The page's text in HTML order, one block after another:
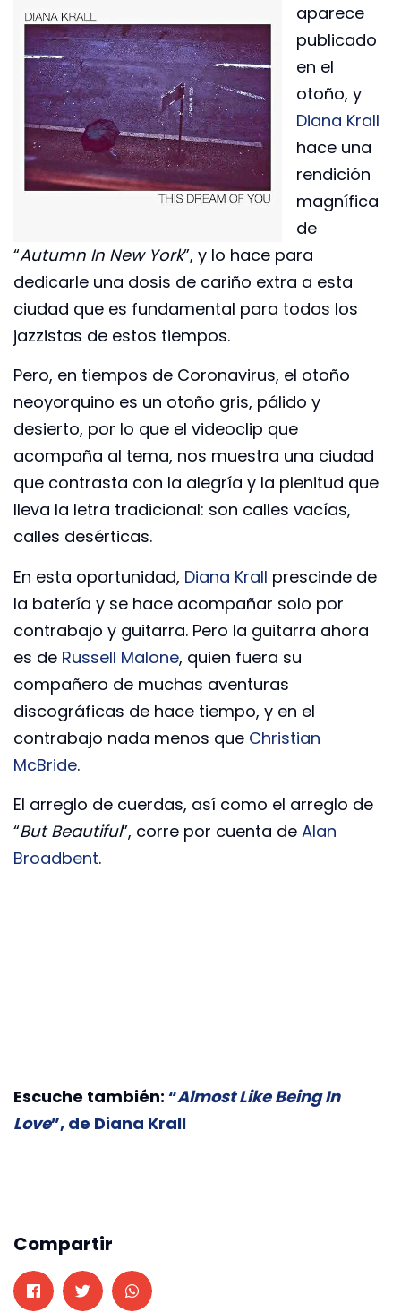
aparece
publicado
en el
otoño, y
Diana Krall
hace una
rendición
magnífica
de
“Autumn In New York”, y lo hace para
dedicarle una dosis de cariño extra a esta
ciudad que es fundamental para todos los
jazzistas de estos tiempos.
Pero, en tiempos de Coronavirus, el otoño
neoyorquino es un otoño gris, pálido y
desierto, por lo que el videoclip que
acompaña al tema, nos muestra una ciudad
que contrasta con la alegría y la plenitud que
lleva la letra tradicional: son calles vacías,
calles desérticas.
En esta oportunidad, Diana Krall prescinde de
la batería y se hace acompañar solo por
contrabajo y guitarra. Pero la guitarra ahora
es de Russell Malone, quien fuera su
compañero de muchas aventuras
discográficas de hace tiempo, y en el
contrabajo nada menos que Christian
McBride.
El arreglo de cuerdas, así como el arreglo de
“But Beautiful”, corre por cuenta de Alan
Broadbent.
Escuche también: “Almost Like Being In
Love”, de Diana Krall
Compartir